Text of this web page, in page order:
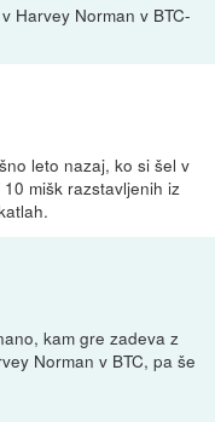
Harvey Norman v BTC-
leto nazaj, ko si šel v
mišk razstavljenih iz
kam gre zadeva z
Norman v BTC, pa še